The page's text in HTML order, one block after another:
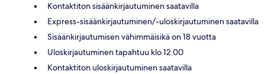
Kontaktiton sisäänkirjautuminen saatavilla
Express-sisäänkirjautuminen/-uloskirjautuminen saatavilla
Sisäänkirjautumisen vähimmäisikä on 18 vuotta
Uloskirjautuminen tapahtuu klo 12.00
Kontaktiton uloskirjautuminen saatavilla